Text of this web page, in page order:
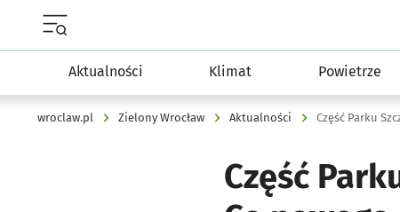
Aktualności Klimat Powietrze
wroclaw.pl Zielony Wrocław Aktualności Część Parku
Część